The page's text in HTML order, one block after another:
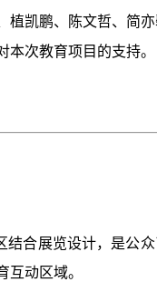
植凯鹏、陈文哲、简
次教育项目的支持。
结合展览设计，是公
动区域。